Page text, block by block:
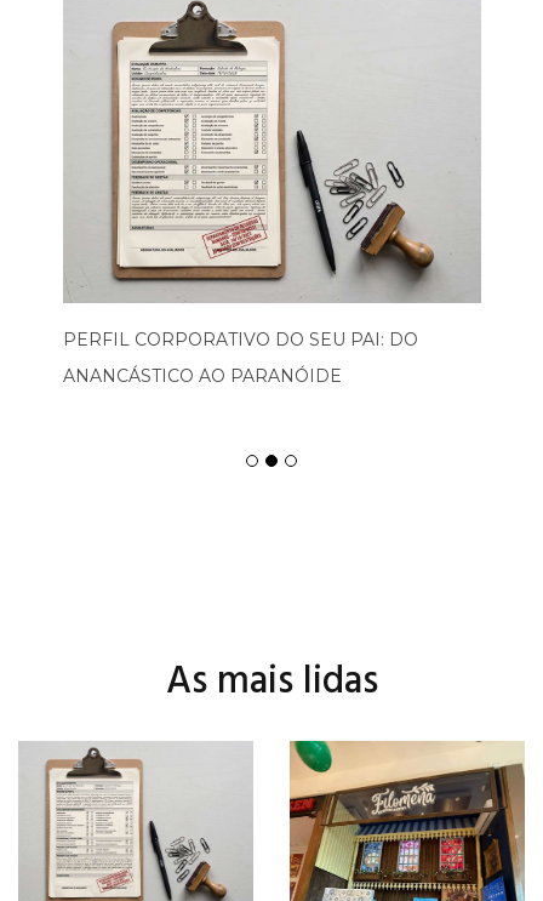
PERFIL CORPORATIVO DO SEU PAI: DO
ANANCÁSTICO AO PARANÓIDE
As mais lidas